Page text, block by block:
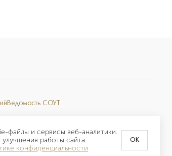
файлы и сервисы веб-аналитики.
работы сайта.
конфиденциальности
OK
Ведомость СОУТ